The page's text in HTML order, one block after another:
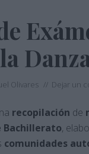
Olivares // Dejar un
recopilación de
Bachillerato,
comunidades